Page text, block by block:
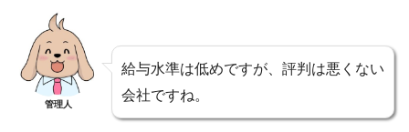
管理人
給与水準は低めですが、評判は悪くない
会社ですね。